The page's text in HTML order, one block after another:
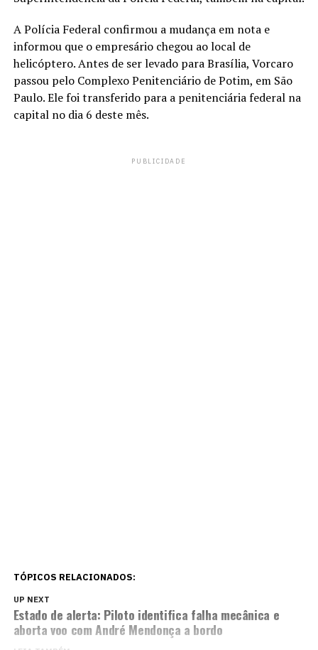
A Polícia Federal confirmou a mudança em nota e
informou que o empresário chegou ao local de
helicóptero. Antes de ser levado para Brasília, Vorcaro
passou pelo Complexo Penitenciário de Potim, em São
Paulo. Ele foi transferido para a penitenciária federal na
capital no dia 6 deste mês.
PUBLICIDADE
TÓPICOS RELACIONADOS:
UP NEXT
Estado de alerta: Piloto identifica falha mecânica e
aborta voo com André Mendonça a bordo